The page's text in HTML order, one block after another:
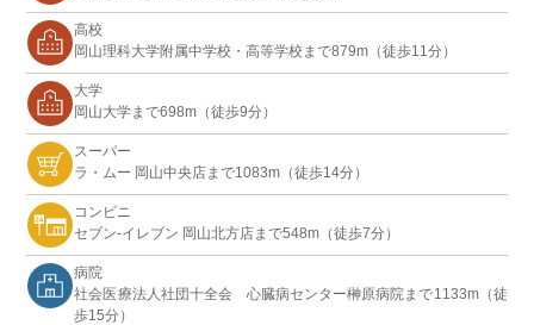
高校
岡山理科大学附属中学校・高等学校まで879m（徒歩11分）
大学
岡山大学まで698m（徒歩9分）
スーパー
ラ・ムー 岡山中央店まで1083m（徒歩14分）
コンビニ
セブン-イレブン 岡山北方店まで548m（徒歩7分）
病院
社会医療法人社団十全会 心臓病センター榊原病院まで1133m（徒
歩15分）